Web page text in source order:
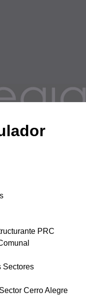
PRC
Sectores
Cerro Alegre